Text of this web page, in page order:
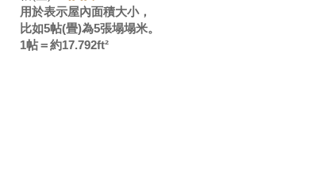
用於表示屋內面積大小，
比如5帖(畳)為5張塌塌米。
1帖＝約17.792ft²